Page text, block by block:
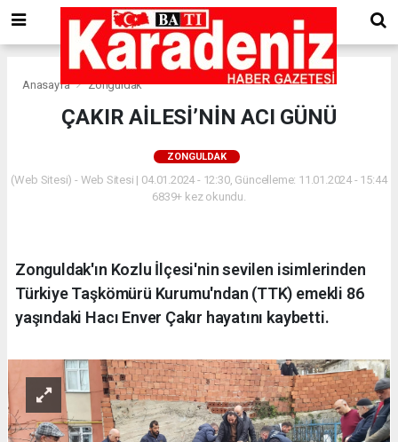
Anasayfa Zonguldak
ÇAKIR AİLESİ’NİN ACI GÜNÜ
ZONGULDAK
(Web Sitesi) - Web Sitesi | 04.01.2024 - 12:30, Güncelleme: 11.01.2024 - 15:44
6839+ kez okundu.
Zonguldak'ın Kozlu İlçesi'nin sevilen isimlerinden
Türkiye Taşkömürü Kurumu'ndan (TTK) emekli 86
yaşındaki Hacı Enver Çakır hayatını kaybetti.